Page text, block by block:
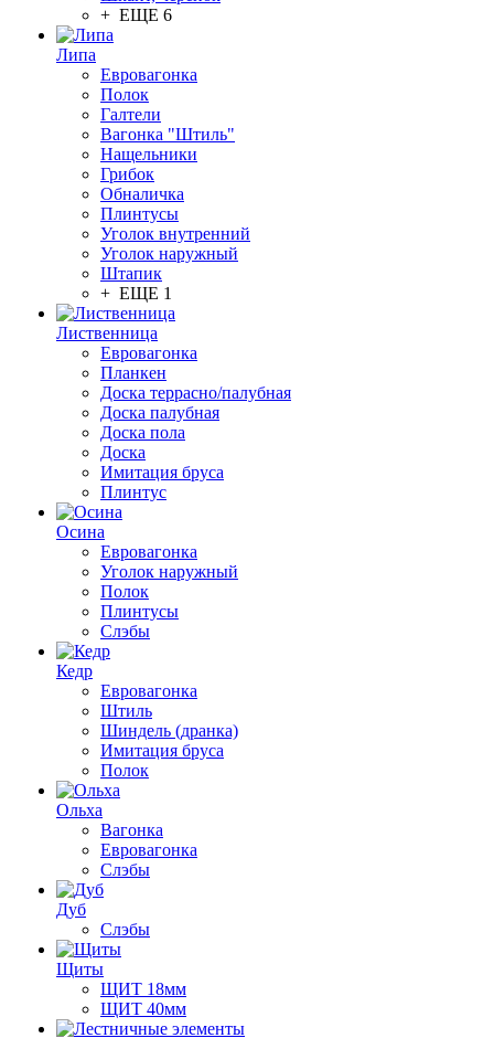
+ ЕЩЕ 6
Липа
Евровагонка
Полок
Галтели
Вагонка "Штиль"
Нащельники
Грибок
Обналичка
Плинтусы
Уголок внутренний
Уголок наружный
Штапик
+ ЕЩЕ 1
Лиственница
Евровагонка
Планкен
Доска террасно/палубная
Доска палубная
Доска пола
Доска
Имитация бруса
Плинтус
Осина
Евровагонка
Уголок наружный
Полок
Плинтусы
Слэбы
Кедр
Евровагонка
Штиль
Шиндель (дранка)
Имитация бруса
Полок
Ольха
Вагонка
Евровагонка
Слэбы
Дуб
Слэбы
Щиты
ЩИТ 18мм
ЩИТ 40мм